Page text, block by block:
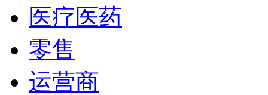
医疗医药
零售
运营商